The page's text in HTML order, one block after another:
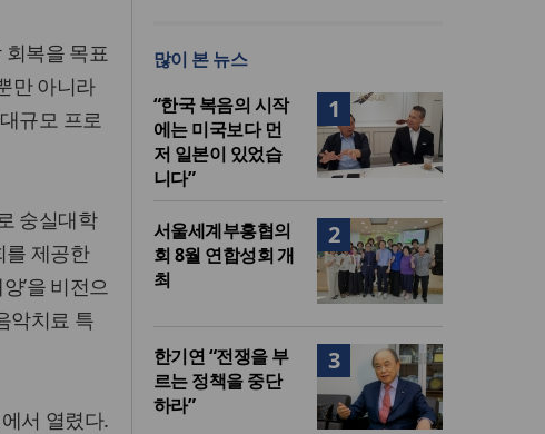
복을 목표
만 아니라
규모 프로
숭실대학
를 제공한
’을 비전으
악치료 특
서 열렸다.
협력
다 먼저 일본이 있었습니다”
“기도로 시작한 스틸 美 대사,
한미동맹의 가교 되어주길”
많이 본 뉴스
1
“한국 복음의 시작
에는 미국보다 먼
저 일본이 있었습
니다”
2
서울세계부흥협의
회 8월 연합성회 개
최
3
한기연 “전쟁을 부
르는 정책을 중단
하라”